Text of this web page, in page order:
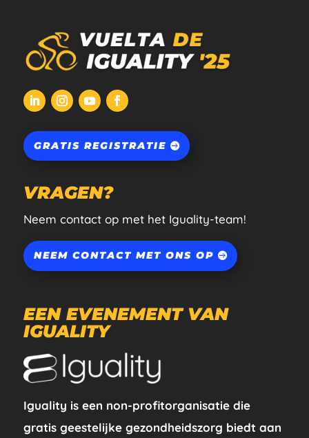
GRATIS REGISTRATIE
VRAGEN?
Neem contact op met het Iguality-team!
NEEM CONTACT MET ONS OP
EEN EVENEMENT VAN
IGUALITY
Iguality is een non-profitorganisatie die
gratis geestelijke gezondheidszorg biedt aan